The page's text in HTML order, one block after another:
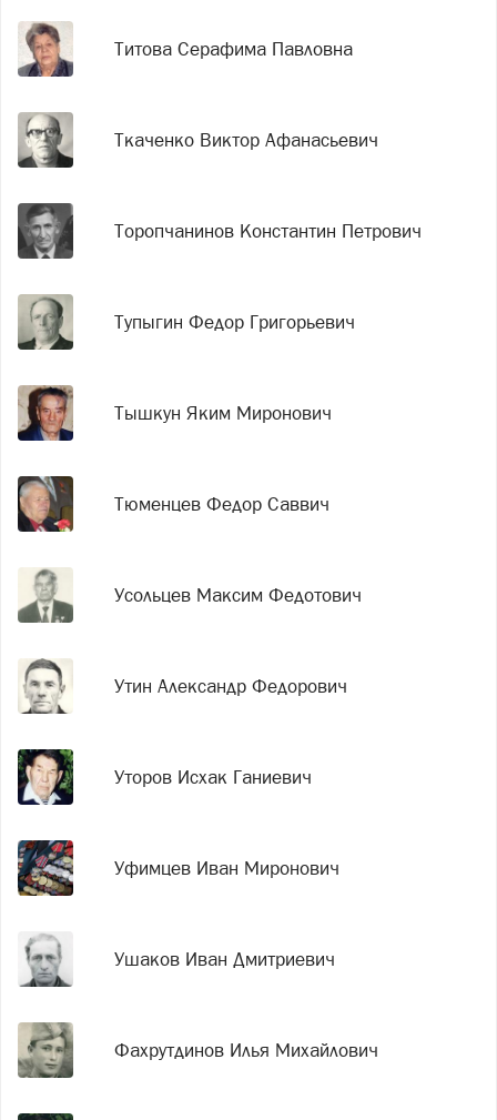
Титова Серафима Павловна
Ткаченко Виктор Афанасьевич
Торопчанинов Константин Петрович
Тупыгин Федор Григорьевич
Тышкун Яким Миронович
Тюменцев Федор Саввич
Усольцев Максим Федотович
Утин Александр Федорович
Уторов Исхак Ганиевич
Уфимцев Иван Миронович
Ушаков Иван Дмитриевич
Фахрутдинов Илья Михайлович